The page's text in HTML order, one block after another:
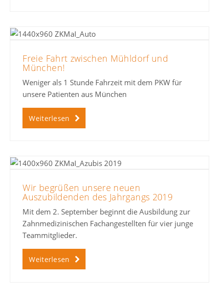
Freie Fahrt zwischen Mühldorf und
München!
Weniger als 1 Stunde Fahrzeit mit dem PKW für
unsere Patienten aus München
Weiterlesen
Wir begrüßen unsere neuen
Auszubildenden des Jahrgangs 2019
Mit dem 2. September beginnt die Ausbildung zur
Zahnmedizinischen Fachangestellten für vier junge
Teammitglieder.
Weiterlesen